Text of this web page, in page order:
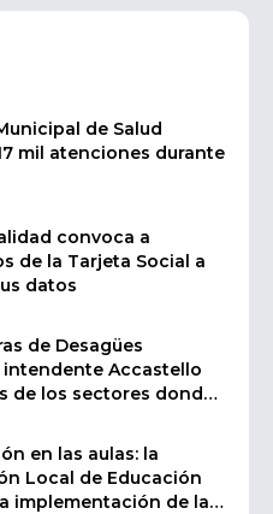
de Salud
mil atenciones durante
convoca a
de la Tarjeta Social a
datos
de Desagües
intendente Accastello
de los sectores donde
en las aulas: la
Local de Educación
implementación de la